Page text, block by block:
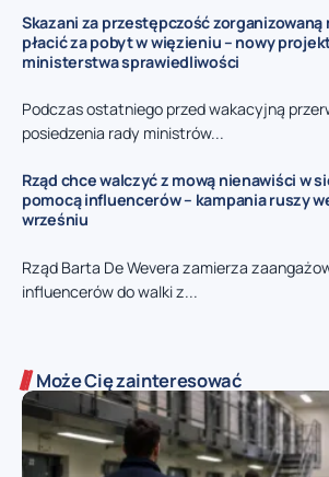
Skazani za przestępczość zorganizowaną
płacić za pobyt w więzieniu – nowy
ministerstwa sprawiedliwości
Podczas ostatniego przed wakacyjną
posiedzenia rady ministrów...
Rząd chce walczyć z mową nienawiści w
pomocą influencerów – kampania ruszy
wrześniu
Rząd Barta De Wevera zamierza
influencerów do walki z...
Może Cię zainteresować